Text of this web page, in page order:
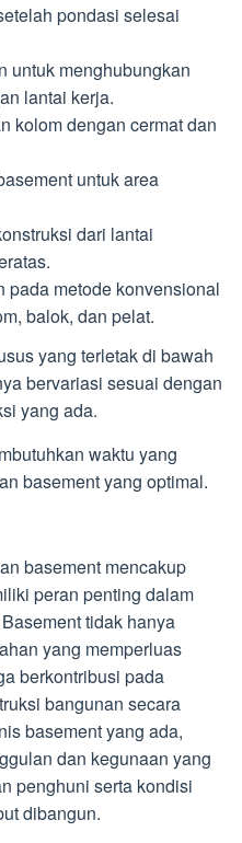
pondasi selesai
untuk menghubungkan
lantai kerja.
kolom dengan cermat dan
untuk area
dari lantai
pada metode konvensional
balok, dan pelat.
yang terletak di bawah
bervariasi sesuai dengan
yang ada.
waktu yang
basement yang optimal.
basement mencakup
peran penting dalam
tidak hanya
yang memperluas
berkontribusi pada
bangunan secara
basement yang ada,
dan kegunaan yang
penghuni serta kondisi
dibangun.